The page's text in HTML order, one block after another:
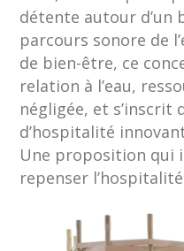
détente autour d’un
parcours sonore de
de bien-être, ce
relation à l’eau,
négligée, et s’inscrit
d’hospitalité
Une proposition qui
repenser